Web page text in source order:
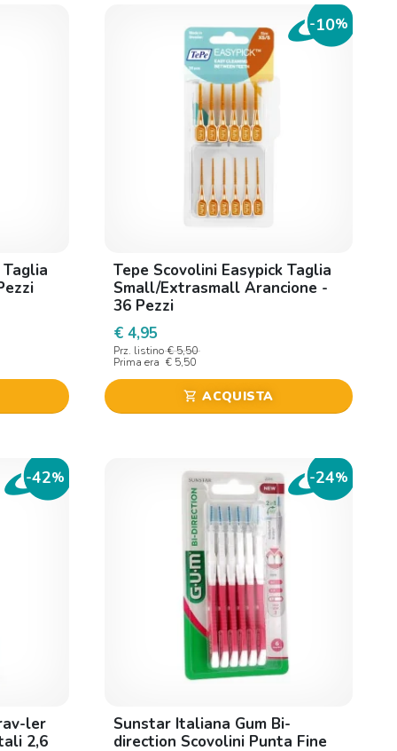
-10%
Tepe Scovolini Easypick Taglia
Small/Extrasmall Arancione -
36 Pezzi
€ 4,95
Prz. listino € 5,50
Prima era € 5,50
shopping_cart ACQUISTA
-42%
ler
2,6
-24%
Sunstar Italiana Gum Bi-
direction Scovolini Punta Fine